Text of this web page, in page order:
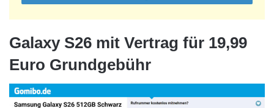
Galaxy S26 mit Vertrag für 19,99
Euro Grundgebühr